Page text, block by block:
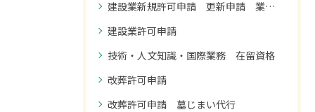
建設業新規許可申請 更新申請 業種追加申請
建設業許可申請
技術・人文知識・国際業務 在留資格
改葬許可申請
改葬許可申請 墓じまい代行